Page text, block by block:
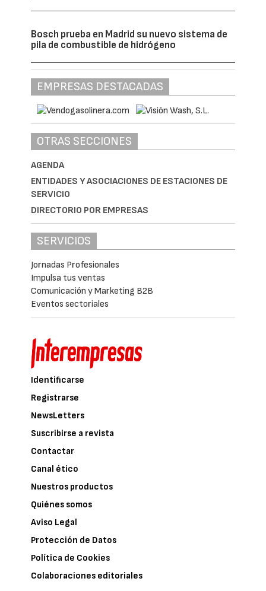
Bosch prueba en Madrid su nuevo sistema de
pila de combustible de hidrógeno
EMPRESAS DESTACADAS
OTRAS SECCIONES
AGENDA
ENTIDADES Y ASOCIACIONES DE ESTACIONES DE
SERVICIO
DIRECTORIO POR EMPRESAS
SERVICIOS
Jornadas Profesionales
Impulsa tus ventas
Comunicación y Marketing B2B
Eventos sectoriales
Identificarse
Registrarse
NewsLetters
Suscribirse a revista
Contactar
Canal ético
Nuestros productos
Quiénes somos
Aviso Legal
Protección de Datos
Política de Cookies
Colaboraciones editoriales